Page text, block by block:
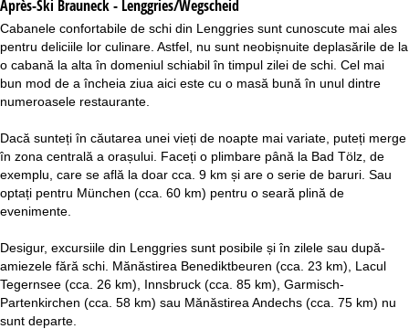
Après-Ski Brauneck - Lenggries/Wegscheid
Cabanele confortabile de schi din Lenggries sunt cunoscute mai ales
pentru deliciile lor culinare. Astfel, nu sunt neobișnuite deplasările de la
o cabană la alta în domeniul schiabil în timpul zilei de schi. Cel mai
bun mod de a încheia ziua aici este cu o masă bună în unul dintre
numeroasele restaurante.
Dacă sunteți în căutarea unei vieți de noapte mai variate, puteți merge
în zona centrală a orașului. Faceți o plimbare până la Bad Tölz, de
exemplu, care se află la doar cca. 9 km și are o serie de baruri. Sau
optați pentru München (cca. 60 km) pentru o seară plină de
evenimente.
Desigur, excursiile din Lenggries sunt posibile și în zilele sau după-
amiezele fără schi. Mănăstirea Benediktbeuren (cca. 23 km), Lacul
Tegernsee (cca. 26 km), Innsbruck (cca. 85 km), Garmisch-
Partenkirchen (cca. 58 km) sau Mănăstirea Andechs (cca. 75 km) nu
sunt departe.